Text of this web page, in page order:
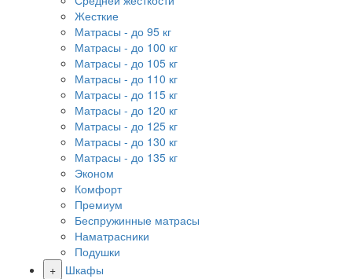
Жесткие
Матрасы - до 95 кг
Матрасы - до 100 кг
Матрасы - до 105 кг
Матрасы - до 110 кг
Матрасы - до 115 кг
Матрасы - до 120 кг
Матрасы - до 125 кг
Матрасы - до 130 кг
Матрасы - до 135 кг
Эконом
Комфорт
Премиум
Беспружинные матрасы
Наматрасники
Подушки
+
Шкафы